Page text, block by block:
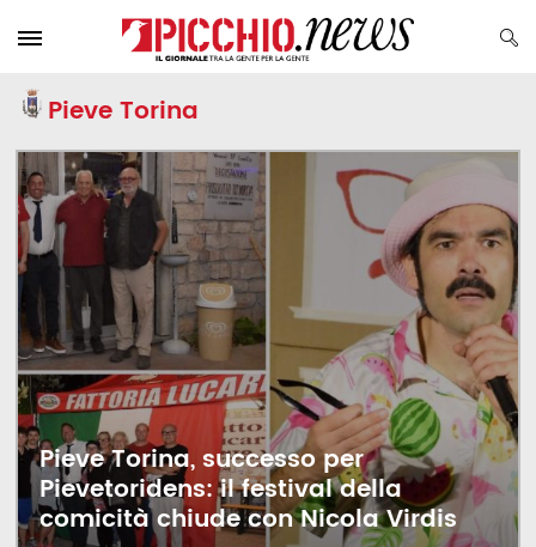
Pieve Torina
Pieve Torina, successo per
Pievetoridens: il festival della
comicità chiude con Nicola Virdis